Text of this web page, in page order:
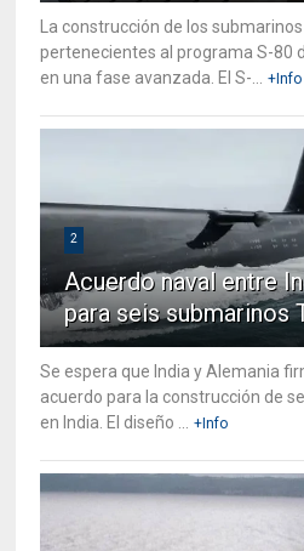
La construcción de los
pertenecientes al programa S-80
en una fase avanzada. El S-...
+Info
2
Acuerdo naval entre
para seis submarinos
Se espera que India y Alemania
acuerdo para la construcción de
en India. El diseño ...
+Info